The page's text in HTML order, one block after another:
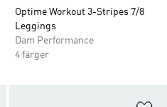
Optime Workout 3-Stripes 7/8
Leggings
Dam Performance
4 färger